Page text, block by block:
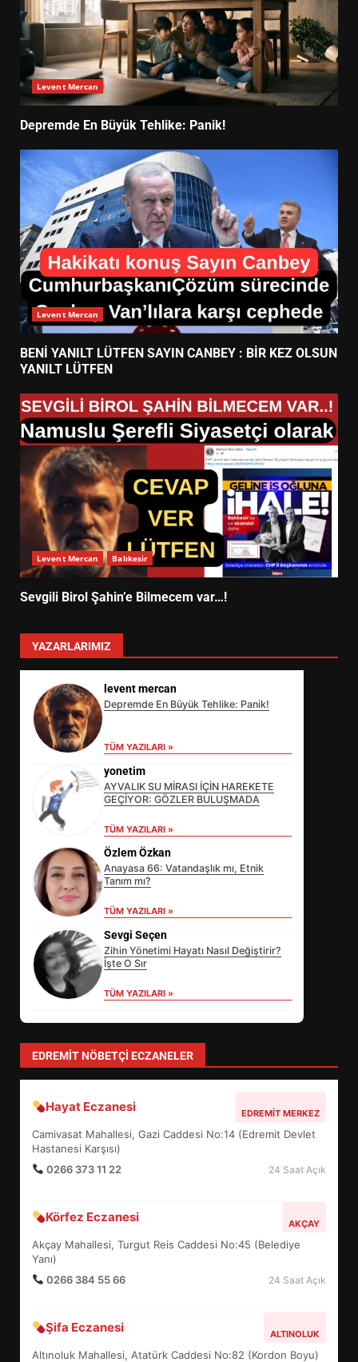
Levent Mercan
Depremde En Büyük Tehlike: Panik!
Levent Mercan
BENİ YANILT LÜTFEN SAYIN CANBEY : BİR KEZ OLSUN
YANILT LÜTFEN
Levent Mercan Balıkesir
Sevgili Birol Şahin’e Bilmecem var…!
YAZARLARIMIZ
levent mercan
Depremde En Büyük Tehlike: Panik!
TÜM YAZILARI »
yonetim
AYVALIK SU MİRASI İÇİN HAREKETE
GEÇİYOR: GÖZLER BULUŞMADA
TÜM YAZILARI »
Özlem Özkan
Anayasa 66: Vatandaşlık mı, Etnik
Tanım mı?
TÜM YAZILARI »
Sevgi Seçen
Zihin Yönetimi Hayatı Nasıl Değiştirir?
İşte O Sır
TÜM YAZILARI »
EDREMIT NÖBETÇI ECZANELER
Hayat Eczanesi EDREMIT MERKEZ
Camivasat Mahallesi, Gazi Caddesi No:14 (Edremit Devlet
Hastanesi Karşısı)
0266 373 11 22
24 Saat Açık
Körfez Eczanesi AKÇAY
Akçay Mahallesi, Turgut Reis Caddesi No:45 (Belediye
Yanı)
0266 384 55 66
24 Saat Açık
Şifa Eczanesi ALTINOLUK
Altınoluk Mahallesi, Atatürk Caddesi No:82 (Kordon Boyu)
3
EİB’DE KRİTİK ATAMA:
SÜRDÜRÜLEBİLİRLİKTE NE
DEĞİŞECEK?
4
5
BALIKESİR MÜZELERİNDE SÜRE
UZATILDI: NE DEĞİŞTİ?
6
TURNUVASI KAYITLARI NEYİ
7
YENİ YÖNETİM NASIL
ŞEKİLLENDİ?